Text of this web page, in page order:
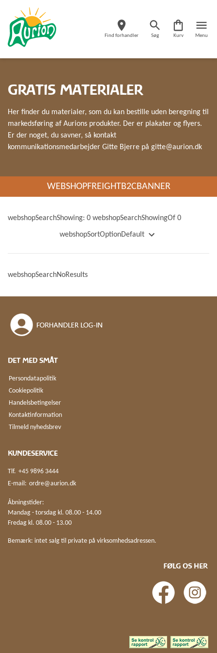
Find forhandler Søg Kurv Menu
GRATIS MATERIALER
Her finder du materialer, som du kan bestille uden beregning til
markedsføring af Aurions produkter. Der er plakater og flyers.
Er der noget, du savner, så kontakt
kommunikationsmedarbejder Gitte Bjerre på gitte@aurion.dk
WEBSHOPFREIGHTB2CBANNER
webshopSearchShowing: 0 webshopSearchShowingOf 0
webshopSortOptionDefault
webshopSortOptionName
webshopSortOptionPrice
webshopSearchNoResults
DET MED SMÅT
Persondatapolitik
Cookiepolitik
Handelsbetingelser
Kontaktinformation
Tilmeld nyhedsbrev
KUNDESERVICE
Tlf. +45 9896 3444
E-mail: ordre@aurion.dk
Åbningstider:
Mandag - torsdag kl. 08.00 - 14.00
Fredag kl. 08.00 - 13.00
Bemærk: intet salg til private på virksomhedsadressen.
FØLG OS HER